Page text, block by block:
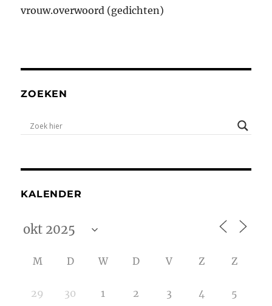
vrouw.overwoord (gedichten)
ZOEKEN
KALENDER
M D W D V Z Z
29 30 1 2 3 4 5